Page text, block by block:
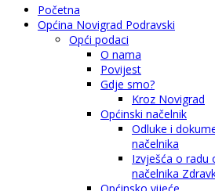
Početna
Općina Novigrad Podravski
Opći podaci
O nama
Povijest
Gdje smo?
Kroz Novigrad
Općinski načelnik
Odluke i
načelnika
Izvješća o radu
načelnika